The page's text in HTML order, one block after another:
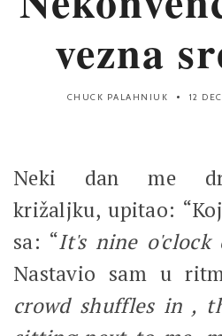
vezna
CHUCK PALAHNIUK 12
Neki dan me
križaljku, upitao:
sa: “It's nine o'clock
Nastavio sam u
crowd shuffles in ,